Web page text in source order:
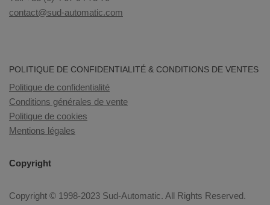
contact@sud-automatic.com
POLITIQUE DE CONFIDENTIALITÉ & CONDITIONS DE VENTES
Politique de confidentialité
Conditions générales de vente
Politique de cookies
Mentions légales
Copyright
Copyright © 1998-2023 Sud-Automatic. All Rights Reserved.